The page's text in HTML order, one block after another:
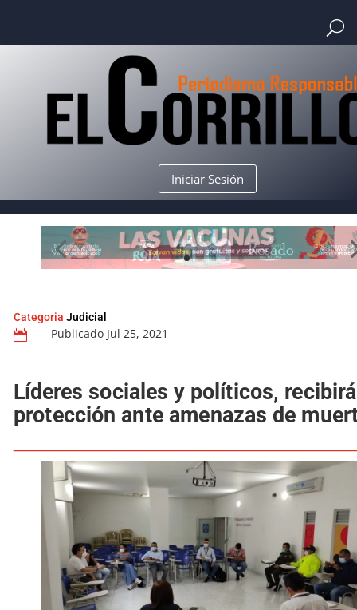
Iniciar Sesión
 Publicado Jul 25, 2021
Líderes sociales y políticos,
protección ante amenazas de